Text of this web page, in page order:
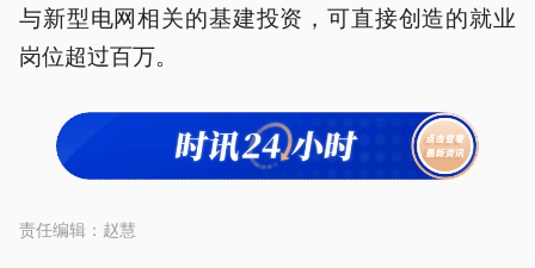
与新型电网相关的基建投资，可直接创造的就业
岗位超过百万。
责任编辑： 赵慧